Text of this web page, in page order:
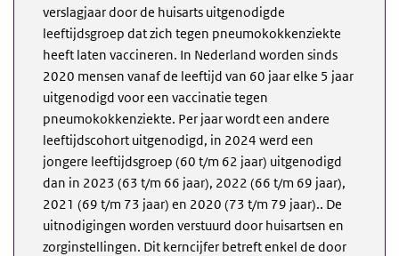
verslagjaar door de huisarts uitgenodigde
leeftijdsgroep dat zich tegen pneumokokkenziekte
heeft laten vaccineren. In Nederland worden sinds
2020 mensen vanaf de leeftijd van 60 jaar elke 5 jaar
uitgenodigd voor een vaccinatie tegen
pneumokokkenziekte. Per jaar wordt een andere
leeftijdscohort uitgenodigd, in 2024 werd een
jongere leeftijdsgroep (60 t/m 62 jaar) uitgenodigd
dan in 2023 (63 t/m 66 jaar), 2022 (66 t/m 69 jaar),
2021 (69 t/m 73 jaar) en 2020 (73 t/m 79 jaar).. De
uitnodigingen worden verstuurd door huisartsen en
zorginstellingen. Dit kerncijfer betreft enkel de door